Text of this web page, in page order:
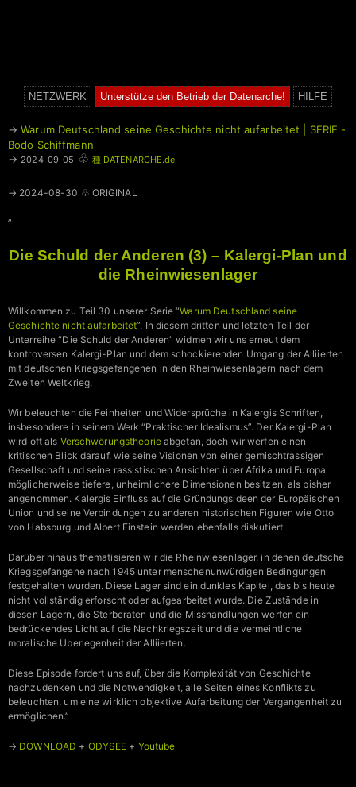
NETZWERK Unterstütze den Betrieb der Datenarche! HILFE
→Warum Deutschland seine Geschichte nicht aufarbeitet | SERIE -
Bodo Schiffmann
→ 2024-09-05 ♧ 種 DATENARCHE.de
→ 2024-08-30 ♧ ORIGINAL
”
Die Schuld der Anderen (3) – Kalergi-Plan und
die Rheinwiesenlager
Willkommen zu Teil 30 unserer Serie “Warum Deutschland seine
Geschichte nicht aufarbeitet”. In diesem dritten und letzten Teil der
Unterreihe “Die Schuld der Anderen” widmen wir uns erneut dem
kontroversen Kalergi-Plan und dem schockierenden Umgang der Alliierten
mit deutschen Kriegsgefangenen in den Rheinwiesenlagern nach dem
Zweiten Weltkrieg.
Wir beleuchten die Feinheiten und Widersprüche in Kalergis Schriften,
insbesondere in seinem Werk “Praktischer Idealismus”. Der Kalergi-Plan
wird oft als Verschwörungstheorieabgetan, doch wir werfen einen
kritischen Blick darauf, wie seine Visionen von einer gemischtrassigen
Gesellschaft und seine rassistischen Ansichten über Afrika und Europa
möglicherweise tiefere, unheimlichere Dimensionen besitzen, als bisher
angenommen. Kalergis Einfluss auf die Gründungsideen der Europäischen
Union und seine Verbindungen zu anderen historischen Figuren wie Otto
von Habsburg und Albert Einstein werden ebenfalls diskutiert.
Darüber hinaus thematisieren wir die Rheinwiesenlager, in denen deutsche
Kriegsgefangene nach 1945 unter menschenunwürdigen Bedingungen
festgehalten wurden. Diese Lager sind ein dunkles Kapitel, das bis heute
nicht vollständig erforscht oder aufgearbeitet wurde. Die Zustände in
diesen Lagern, die Sterberaten und die Misshandlungen werfen ein
bedrückendes Licht auf die Nachkriegszeit und die vermeintliche
moralische Überlegenheit der Alliierten.
Diese Episode fordert uns auf, über die Komplexität von Geschichte
nachzudenken und die Notwendigkeit, alle Seiten eines Konflikts zu
beleuchten, um eine wirklich objektive Aufarbeitung der Vergangenheit zu
ermöglichen.”
→ DOWNLOAD + ODYSEE + Youtube